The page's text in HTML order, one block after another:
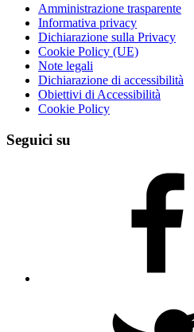
Amministrazione trasparente
Informativa privacy
Dichiarazione sulla Privacy
Cookie Policy (UE)
Note legali
Dichiarazione di accessibilità
Obiettivi di Accessibilità
Cookie Policy
Seguici su